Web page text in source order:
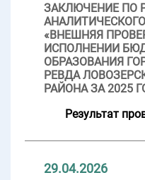
ЗАКЛЮЧЕНИЕ ПО
«ВНЕШНЯЯ
ИСПОЛНЕНИИ
ОБРАЗОВАНИЯ
РЕВДА
РАЙОНА ЗА 2025
Результат
29.04.2026